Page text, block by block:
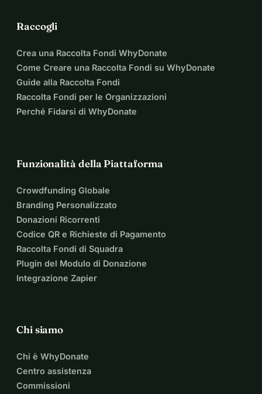
Raccogli
Crea una Raccolta Fondi WhyDonate
Come Creare una Raccolta Fondi su WhyDonate
Guide alla Raccolta Fondi
Raccolta Fondi per le Organizzazioni
Perché Fidarsi di WhyDonate
Funzionalità della Piattaforma
Crowdfunding Globale
Branding Personalizzato
Donazioni Ricorrenti
Codice QR e Richieste di Pagamento
Raccolta Fondi di Squadra
Plugin del Modulo di Donazione
Integrazione Zapier
Chi siamo
Chi è WhyDonate
Centro assistenza
Commissioni